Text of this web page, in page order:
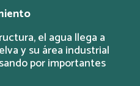
el agua llega a
y su área industrial
por importantes